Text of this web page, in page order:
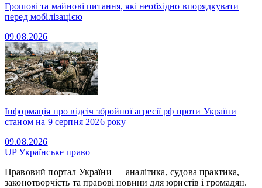
Грошові та майнові питання, які необхідно впорядкувати
перед мобілізацією
09.08.2026
Інформація про відсіч збройної агресії рф проти України
станом на 9 серпня 2026 року
09.08.2026
UPУкраїнське право
Правовий портал України — аналітика, судова практика,
законотворчість та правові новини для юристів і громадян.